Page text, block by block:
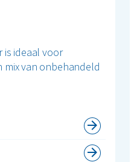
is ideaal voor
van onbehandeld